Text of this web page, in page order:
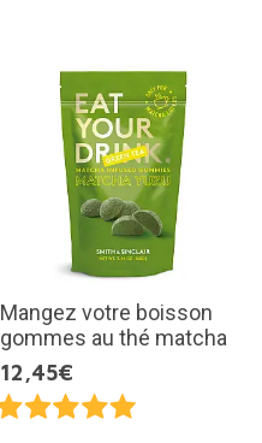
Mangez votre boisson
gommes au thé matcha
12,45€